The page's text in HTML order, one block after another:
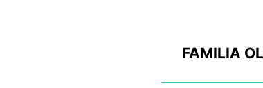
FAMILIA